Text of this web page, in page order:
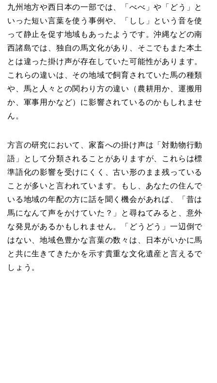
九州地方や西日本の一部では、「べべ」や「どう」と
いった短い言葉を使う事例や、「しし」という音を使
って静止を促す地域もあったようです。沖縄などの南
西諸島では、独自の馬文化があり、そこでもまた本土
とは違った掛け声が存在していた可能性があります。
これらの違いは、その地域で飼育されていた馬の種類
や、馬と人々との関わり方の違い（農耕用か、運搬用
か、軍事用かなど）に影響されているのかもしれませ
ん。
方言の研究において、家畜への掛け声は「対動物行動
語」として分類されることがありますが、これらは標
準語化の影響を受けにくく、古い形のまま残っている
ことが多いと言われています。もし、あなたの住んで
いる地域の年配の方に話を聞く機会があれば、「昔は
馬になんて声をかけていた？」と尋ねてみると、意外
な発見があるかもしれません。「どうどう」一辺倒で
はない、地域色豊かな言葉の数々は、日本がいかに馬
と共に生きてきたかを示す貴重な文化遺産と言えるで
しょう。